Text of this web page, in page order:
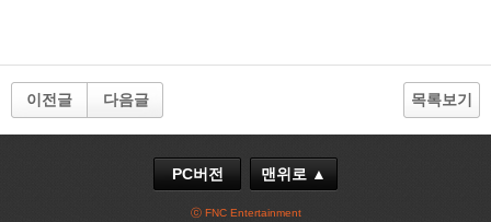
이전글 다음글 목록보기
PC버전 맨위로 ▲
ⓒ FNC Entertainment